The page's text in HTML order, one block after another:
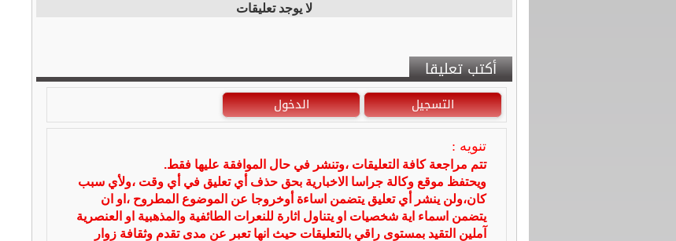
لا يوجد تعليقات
أكتب تعليقا
التسجيل الدخول
تنويه :
تتم مراجعة كافة التعليقات ،وتنشر في حال الموافقة عليها فقط.
ويحتفظ موقع وكالة جراسا الاخبارية بحق حذف أي تعليق في أي وقت ،ولأي سبب
كان،ولن ينشر أي تعليق يتضمن اساءة أوخروجا عن الموضوع المطروح ،او ان
يتضمن اسماء اية شخصيات او يتناول اثارة للنعرات الطائفية والمذهبية او العنصرية
آملين التقيد بمستوى راقي بالتعليقات حيث انها تعبر عن مدى تقدم وثقافة زوار